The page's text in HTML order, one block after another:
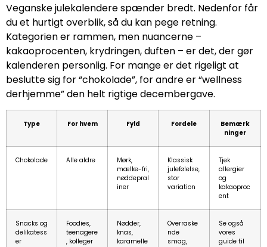
Veganske julekalendere spænder bredt. Nedenfor får
du et hurtigt overblik, så du kan pege retning.
Kategorien er rammen, men nuancerne –
kakaoprocenten, krydringen, duften – er det, der gør
kalenderen personlig. For mange er det rigeligt at
beslutte sig for “chokolade”, for andre er “wellness
derhjemme” den helt rigtige decembergave.
Type For hvem Fyld Fordele
Bemærk
ninger
Chokolade Alle aldre
Mørk,
mælke-fri,
nøddepral
iner
Klassisk
julefølelse,
stor
variation
Tjek
allergier
og
kakaoproc
ent
Snacks og
delikatess
er
Foodies,
teenagere
, kolleger
Nødder,
knas,
karamelle
Overraske
nde
smag,
Se også
vores
guide til